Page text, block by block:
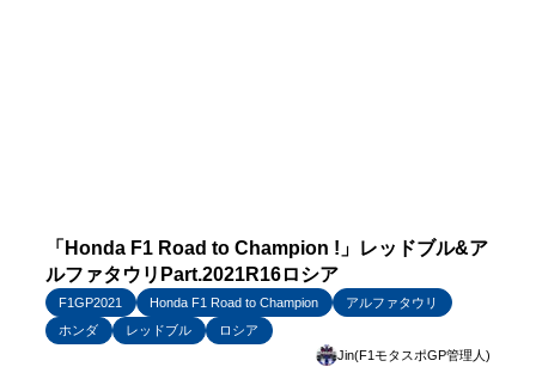
「Honda F1 Road to Champion !」レッドブル&ア
ルファタウリPart.2021R16ロシア
F1GP2021 Honda F1 Road to Champion
アルファタウリ
ホンダ
レッドブル
ロシア
Jin(F1モタスポGP管理人)